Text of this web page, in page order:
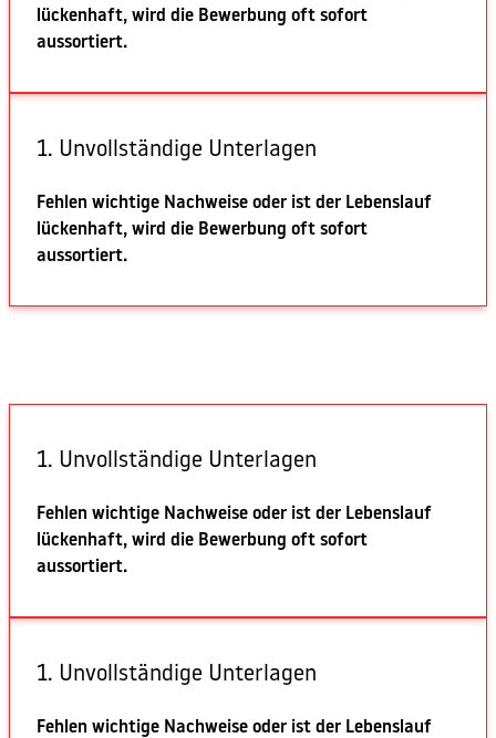
lückenhaft, wird die Bewerbung oft sofort
aussortiert.
1. Unvollständige Unterlagen
Fehlen wichtige Nachweise oder ist der Lebenslauf
lückenhaft, wird die Bewerbung oft sofort
aussortiert.
1. Unvollständige Unterlagen
Fehlen wichtige Nachweise oder ist der Lebenslauf
lückenhaft, wird die Bewerbung oft sofort
aussortiert.
1. Unvollständige Unterlagen
Fehlen wichtige Nachweise oder ist der Lebenslauf